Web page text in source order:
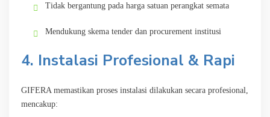
Tidak bergantung pada harga satuan perangkat semata
Mendukung skema tender dan procurement institusi
4. Instalasi Profesional & Rapi
GIFERA memastikan proses instalasi dilakukan secara profesional,
mencakup: